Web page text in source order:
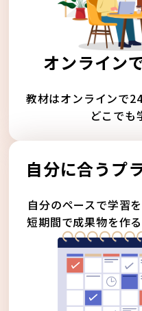
オンライン
教材はオンラインで
どこでも
自分に合うプ
自分のペースで学習
短期間で成果物を作